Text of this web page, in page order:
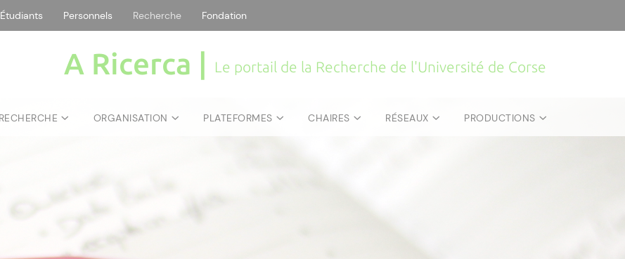
Étudiants Personnels Recherche Fondation
A Ricerca | Le portail de la Recherche de l'Université de Corse
ORGANISATION PLATEFORMES CHAIRES RÉSEAUX PRODUCTIONS